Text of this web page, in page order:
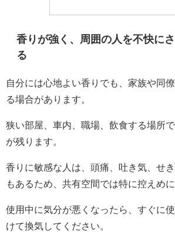
香りが強く、周囲の人を不快に
る
自分には心地よい香りでも、家族や同
る場合があります。
狭い部屋、車内、職場、飲食する場所
が残ります。
香りに敏感な人は、頭痛、吐き気、せ
もあるため、共有空間では特に控えめに
使用中に気分が悪くなったら、すぐに
けて換気してください。